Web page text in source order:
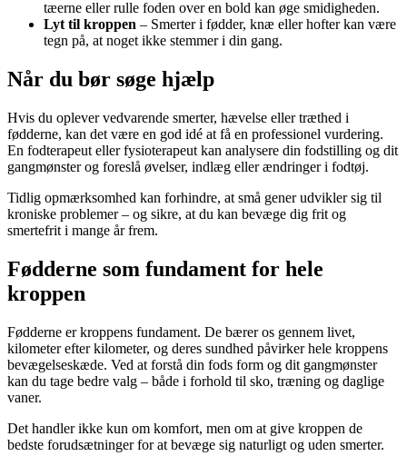
tæerne eller rulle foden over en bold kan øge smidigheden.
Lyt til kroppen – Smerter i fødder, knæ eller hofter kan være
tegn på, at noget ikke stemmer i din gang.
Når du bør søge hjælp
Hvis du oplever vedvarende smerter, hævelse eller træthed i
fødderne, kan det være en god idé at få en professionel vurdering.
En fodterapeut eller fysioterapeut kan analysere din fodstilling og dit
gangmønster og foreslå øvelser, indlæg eller ændringer i fodtøj.
Tidlig opmærksomhed kan forhindre, at små gener udvikler sig til
kroniske problemer – og sikre, at du kan bevæge dig frit og
smertefrit i mange år frem.
Fødderne som fundament for hele
kroppen
Fødderne er kroppens fundament. De bærer os gennem livet,
kilometer efter kilometer, og deres sundhed påvirker hele kroppens
bevægelseskæde. Ved at forstå din fods form og dit gangmønster
kan du tage bedre valg – både i forhold til sko, træning og daglige
vaner.
Det handler ikke kun om komfort, men om at give kroppen de
bedste forudsætninger for at bevæge sig naturligt og uden smerter.